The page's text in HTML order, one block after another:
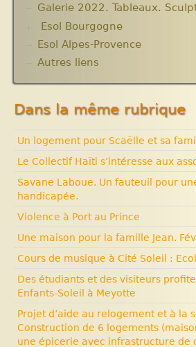
Lutter contre l’extrême
acteurs.10 articles.
Solidarité internationale. Autour
Cité Soleil.
Histoire d’Haïti. Histoire et
Galerie 2022. Tableaux.
Esol Bourgogne
ACTUALITES
Archives
Esol Alpes-Provence
Autres liens
Dans la même rubrique
Un logement pour Scaëlle et sa
Le Collectif Haïti s’intéresse aux
Savane Laboue. Un fauteuil pour
handicapée.
Violence à Port au Prince
Une maison pour la famille Jean.
Cours de musique à Cité Soleil :
Des étudiants et des visiteurs
Enfants-Soleil à Meyotte
Projet d’aide au relogement et à la
Construction de 6 logements
une épicerie avec infrastructure de